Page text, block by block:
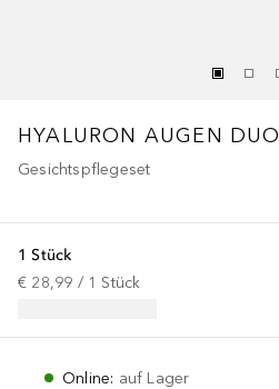
HYALURON AUGEN DUO
Gesichtspflegeset
1 Stück
€ 28,99 / 1 Stück
Online: auf Lager